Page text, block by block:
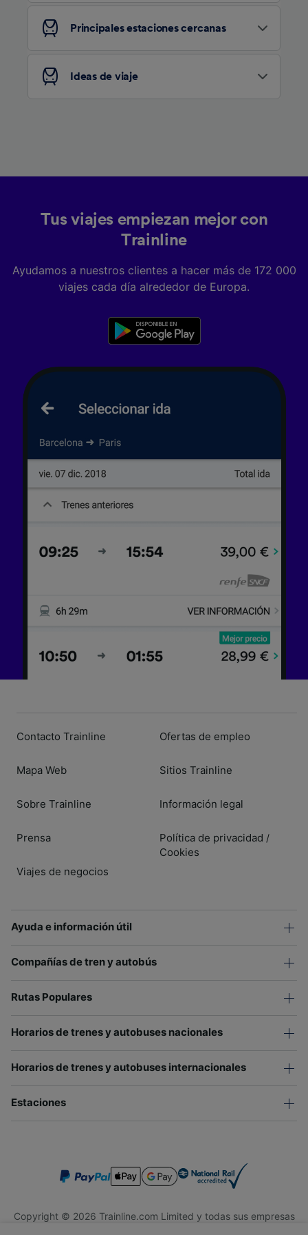
Principales estaciones cercanas
Ideas de viaje
Tus viajes empiezan mejor con
Trainline
Ayudamos a nuestros clientes a hacer más de 172 000
viajes cada día alrededor de Europa.
Contacto Trainline
Mapa Web
Sobre Trainline
Prensa
Viajes de negocios
Ofertas de empleo
Sitios Trainline
Información legal
Política de privacidad /
Cookies
Ayuda e información útil
Compañías de tren y autobús
Rutas Populares
Horarios de trenes y autobuses nacionales
Horarios de trenes y autobuses internacionales
Estaciones
Copyright © 2026 Trainline.com Limited y todas sus empresas